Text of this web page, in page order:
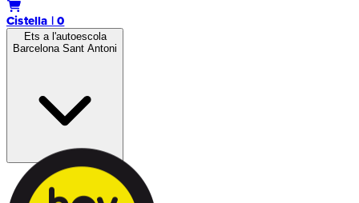
Cistella | 0
Ets a l'autoescola
Barcelona Sant Antoni